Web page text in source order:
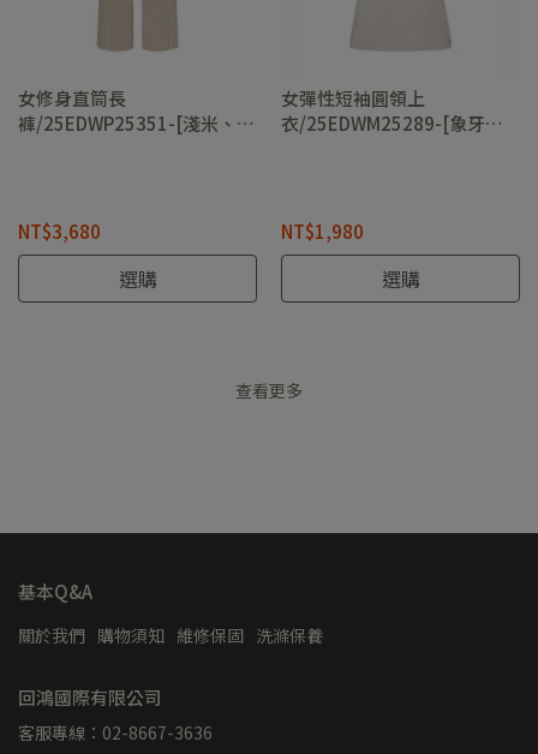
女修身直筒長
褲/25EDWP25351-[淺米、經
NT$3,680
選購
女彈性短袖圓領上
衣/25EDWM25289-[象牙
NT$1,980
選購
查看更多
基本Q&A
關於我們 購物須知 維修保固 洗滌保養
回鴻國際有限公司
客服專線：02-8667-3636